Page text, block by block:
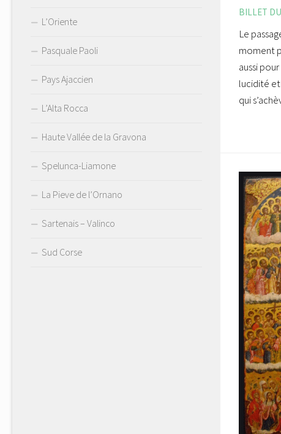
BILLET
Le
moment
aussi
lucidité et
qui
L’Oriente
Pasquale Paoli
Pays Ajaccien
L’Alta Rocca
Haute Vallée de la Gravona
Spelunca-Liamone
La Pieve de l’Ornano
Sartenais – Valinco
Sud Corse